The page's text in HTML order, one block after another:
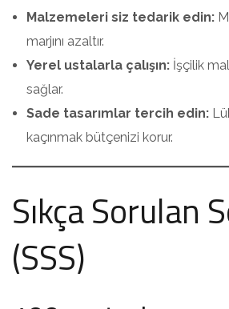
Malzemeleri siz tedarik edin:
marjını azaltır.
Yerel ustalarla çalışın: İşçilik
sağlar.
Sade tasarımlar tercih edin:
kaçınmak bütçenizi korur.
Sıkça Sorulan
(SSS)